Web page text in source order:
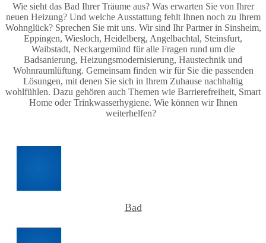
Wie sieht das Bad Ihrer Träume aus? Was erwarten Sie von Ihrer
neuen Heizung? Und welche Ausstattung fehlt Ihnen noch zu Ihrem
Wohnglück? Sprechen Sie mit uns. Wir sind Ihr Partner in Sinsheim,
Eppingen, Wiesloch, Heidelberg, Angelbachtal, Steinsfurt,
Waibstadt, Neckargemünd für alle Fragen rund um die
Badsanierung, Heizungsmodernisierung, Haustechnik und
Wohnraumlüftung. Gemeinsam finden wir für Sie die passenden
Lösungen, mit denen Sie sich in Ihrem Zuhause nachhaltig
wohlfühlen. Dazu gehören auch Themen wie Barrierefreiheit, Smart
Home oder Trinkwasserhygiene. Wie können wir Ihnen
weiterhelfen?
Bad